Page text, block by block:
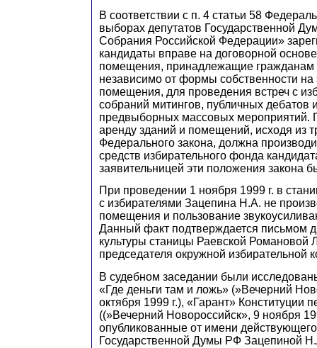
В соответствии с п. 4 статьи 58
выборах депутатов Государственной
Собрания Российской Федерации»
кандидаты вправе на договорной
помещения, принадлежащие гражданам
независимо от формы собственности на
помещения, для проведения встреч с
собраний митингов, публичных дебатов
предвыборных массовых мероприятий.
аренду зданий и помещений, исходя из
Федерального закона, должна
средств избирательного фонда
заявительницей эти положения закона
При проведении 1 ноября 1999 г. в
с избирателями Зацепина Н.А. не
помещения и пользование
Данный факт подтверждается письмом
культуры станицы Раевской Романовой
председателя окружной избирательной
В судебном заседании были
«Где деньги там и ложь» (»Вечерний
октября 1999 г.), «Гарант» Конституции
((»Вечерний Новороссийск», 9 ноября
опубликованные от имени
Государственной Думы РФ Зацепиной